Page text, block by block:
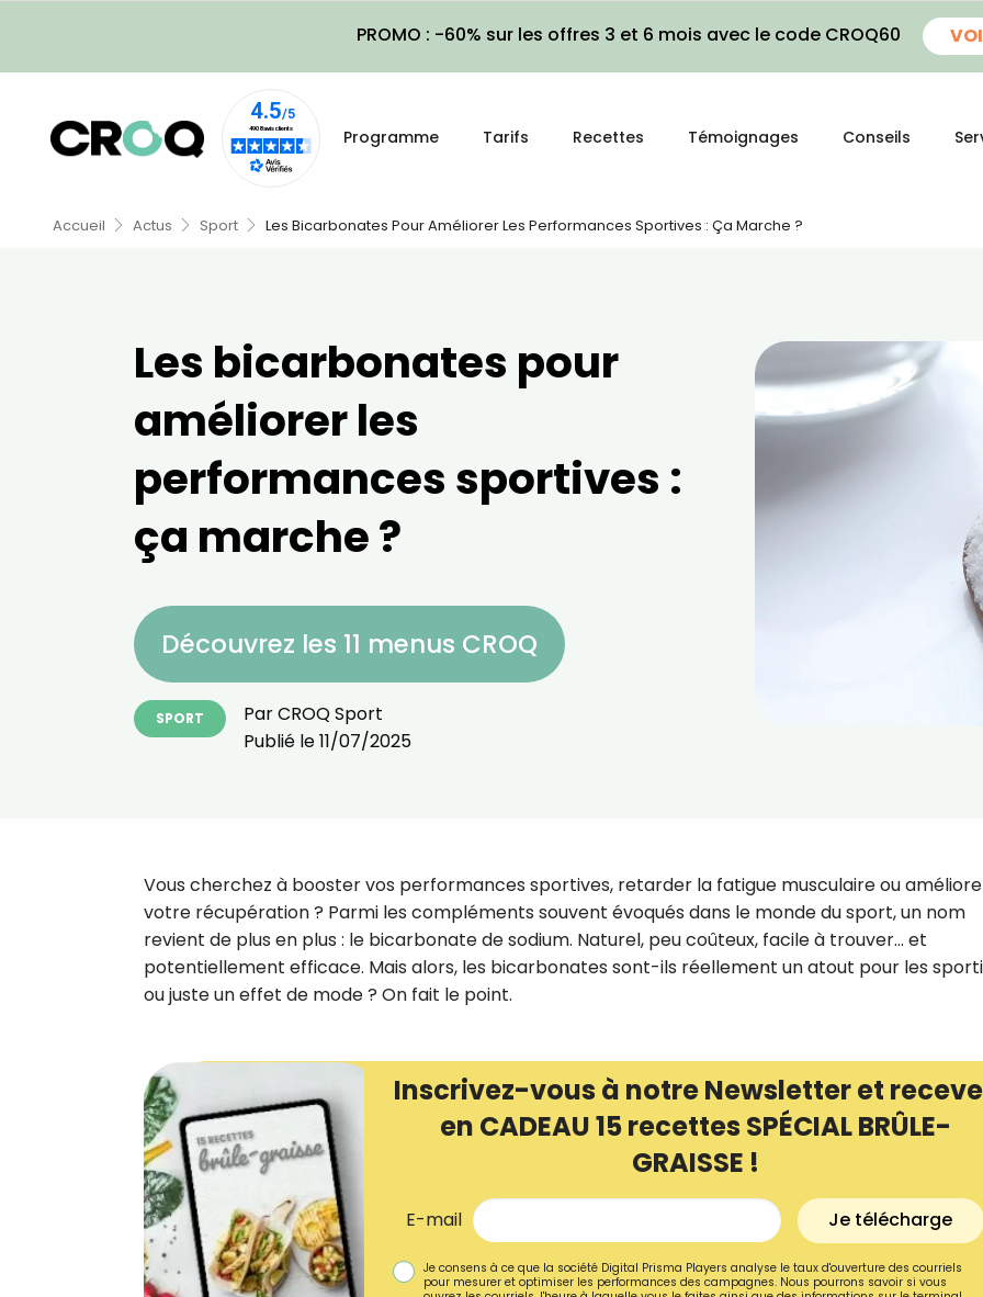
PROMO : -60% sur les offres 3 et 6 mois avec le code CROQ60
Programme Tarifs Recettes Témoignages Conseils
Accueil Actus Sport Les Bicarbonates Pour Améliorer Les Performances Sportives : Ça Marche ?
Les bicarbonates pour
améliorer les
performances sportives :
ça marche ?
Découvrez les 11 menus CROQ
SPORT ParCROQ Sport
Publié le11/07/2025
Vous cherchez à booster vos performances sportives, retarder la fatigue musculaire ou
votre récupération ? Parmi les compléments souvent évoqués dans le monde du sport, un nom
revient de plus en plus : le bicarbonate de sodium. Naturel, peu coûteux, facile à trouver… et
potentiellement efficace. Mais alors, les bicarbonates sont-ils réellement un atout pour les
ou juste un effet de mode ? On fait le point.
Inscrivez-vous à notre Newsletter et
en CADEAU 15 recettes SPÉCIAL BRÛLE-
GRAISSE !
E-mail Je télécharge
Je consens à ce que la société Digital Prisma Players analyse le taux d'ouverture des courriels
pour mesurer et optimiser les performances des campagnes. Nous pourrons savoir si vous